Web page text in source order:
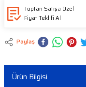
Toptan Satışa Özel
Fiyat Teklifi Al
Paylaş
Ürün Bilgisi